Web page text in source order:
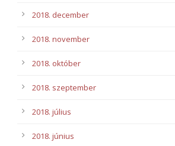
2018. december
2018. november
2018. október
2018. szeptember
2018. július
2018. június